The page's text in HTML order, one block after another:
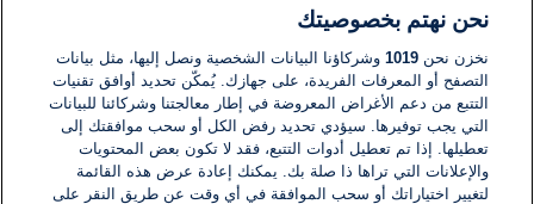
دقيقة.
الشرق الأوسط
نقاش حاد وصراخ بين هنغبي وبن غفير في
الكابينيت حول زيارات الصليب الأحمر
وقت
القراءة:
1}
دقيقة.
19 سبتمبر 2025
نحن نهتم بخصوصيتك
نخزن نحن1019 وشركاؤنا البيانات الشخصية ونصل إليها، مثل بيانات
التصفح أو المعرفات الفريدة، على جهازك. يُمكّن تحديد أوافق تقنيات
التتبع من دعم الأغراض المعروضة في إطار معالجتنا وشركائنا للبيانات
التي يجب توفيرها. سيؤدي تحديد رفض الكل أو سحب موافقتك إلى
تعطيلها. إذا تم تعطيل أدوات التتبع، فقد لا تكون بعض المحتويات
والإعلانات التي تراها ذا صلة بك. يمكنك إعادة عرض هذه القائمة
لتغيير اختياراتك أو سحب الموافقة في أي وقت عن طريق النقر على